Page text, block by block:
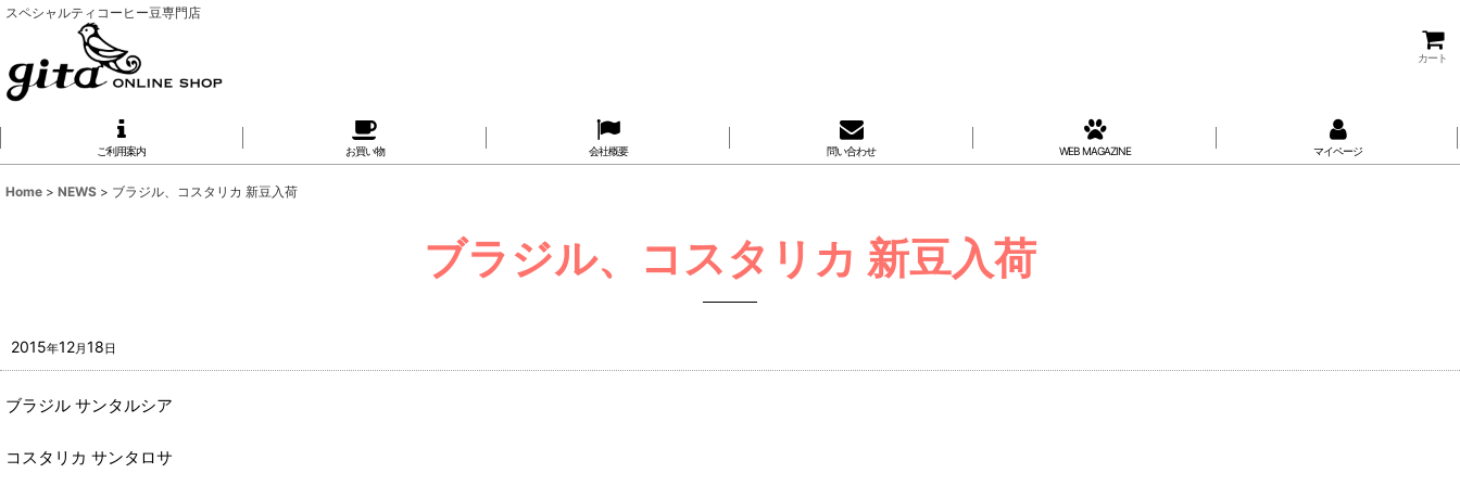
スペシャルティコーヒー豆専門店
カート
ご利用案内 お買い物 会社概要 問い合わせ WEB MAGAZINE マイページ
Home > NEWS > ブラジル、コスタリカ 新豆入荷
ブラジル、コスタリカ 新豆入荷
2015年12月18日
ブラジル サンタルシア
コスタリカ サンタロサ